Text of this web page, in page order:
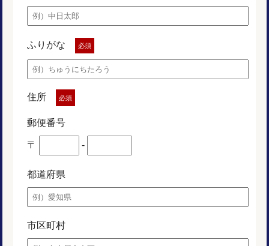
ふりがな 必須
住所 必須
郵便番号
〒 -
都道府県
市区町村